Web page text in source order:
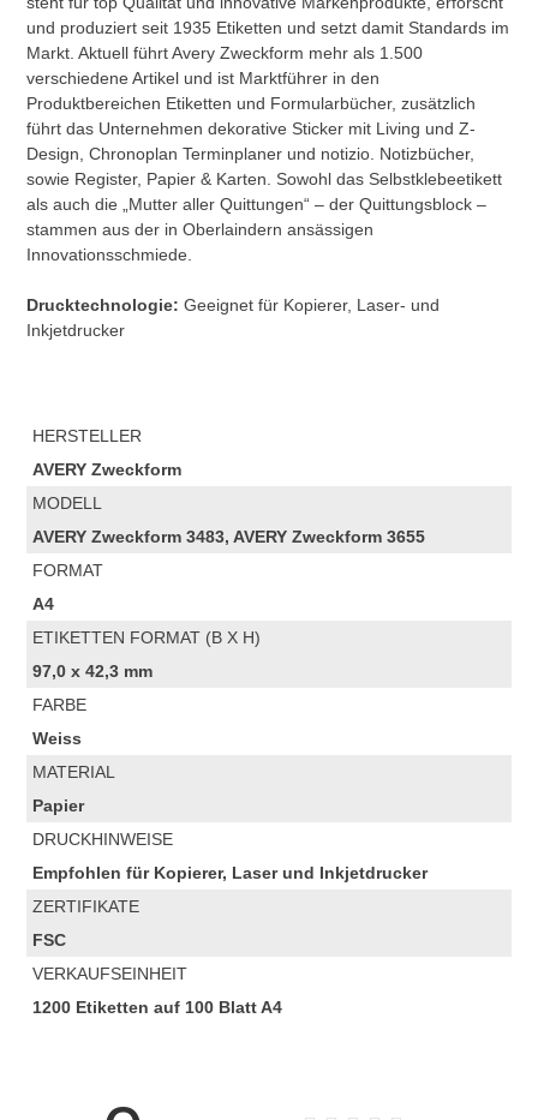
und produziert seit 1935 Etiketten und setzt damit Standards im
Markt. Aktuell führt Avery Zweckform mehr als 1.500
verschiedene Artikel und ist Marktführer in den
Produktbereichen Etiketten und Formularbücher, zusätzlich
führt das Unternehmen dekorative Sticker mit Living und Z-
Design, Chronoplan Terminplaner und notizio. Notizbücher,
sowie Register, Papier & Karten. Sowohl das Selbstklebeetikett
als auch die „Mutter aller Quittungen“ – der Quittungsblock –
stammen aus der in Oberlaindern ansässigen
Innovationsschmiede.
Drucktechnologie:Geeignet für Kopierer, Laser- und
Inkjetdrucker
HERSTELLER
AVERY Zweckform
MODELL
AVERY Zweckform 3483, AVERY Zweckform 3655
FORMAT
A4
ETIKETTEN FORMAT (B X H)
97,0 x 42,3 mm
FARBE
Weiss
MATERIAL
Papier
DRUCKHINWEISE
Empfohlen für Kopierer, Laser und Inkjetdrucker
ZERTIFIKATE
FSC
VERKAUFSEINHEIT
1200 Etiketten auf 100 Blatt A4